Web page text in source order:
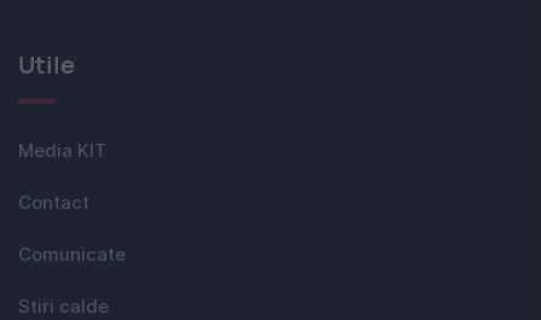
Utile
Media KIT
Contact
Comunicate
Stiri calde